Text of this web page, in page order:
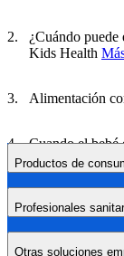
¿Cuándo puede
Kids Health
Alimentación
Cuando el bebé
Health Más
Productos de
Profesionales
Otras soluciones